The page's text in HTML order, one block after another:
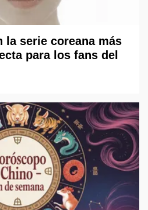
la serie coreana más
para los fans del